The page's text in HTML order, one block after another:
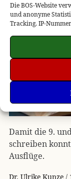
Die BOS-Website
und anonyme
Tracking. IP-
Damit die 9.
schreiben
Ausflüge.
Dr. Ulrike Kunze